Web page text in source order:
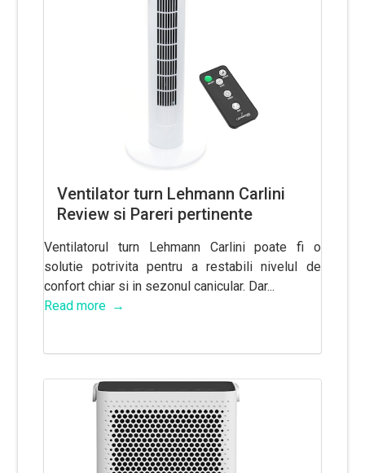
Ventilator turn Lehmann Carlini
Review si Pareri pertinente
Ventilatorul turn Lehmann Carlini poate fi o
solutie potrivita pentru a restabili nivelul de
confort chiar si in sezonul canicular. Dar...
Read more